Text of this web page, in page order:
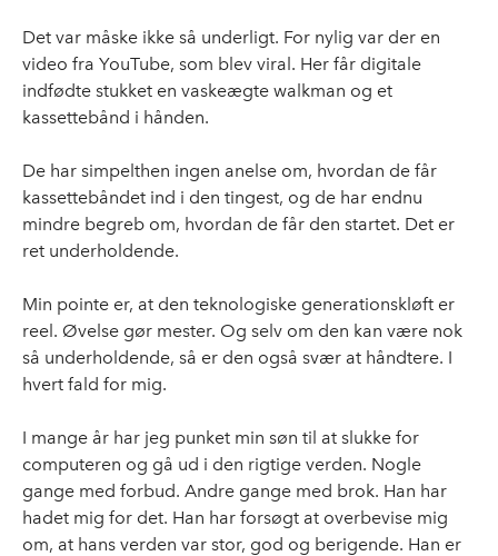
Det var måske ikke så underligt. For nylig var der en
video fra YouTube, som blev viral. Her får digitale
indfødte stukket en vaskeægte walkman og et
kassettebånd i hånden.
De har simpelthen ingen anelse om, hvordan de får
kassettebåndet ind i den tingest, og de har endnu
mindre begreb om, hvordan de får den startet. Det er
ret underholdende.
Min pointe er, at den teknologiske generationskløft er
reel. Øvelse gør mester. Og selv om den kan være nok
så underholdende, så er den også svær at håndtere. I
hvert fald for mig.
I mange år har jeg punket min søn til at slukke for
computeren og gå ud i den rigtige verden. Nogle
gange med forbud. Andre gange med brok. Han har
hadet mig for det. Han har forsøgt at overbevise mig
om, at hans verden var stor, god og berigende. Han er